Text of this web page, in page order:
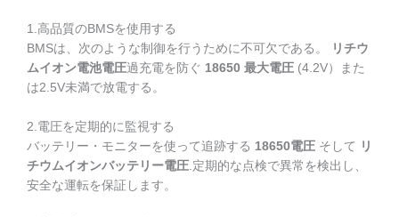
1.高品質のBMSを使用する
BMSは、次のような制御を行うために不可欠である。
リチウ
ムイオン電池電圧過充電を防ぐ 18650 最大電圧 (4.2V）また
は2.5V未満で放電する。
2.電圧を定期的に監視する
バッテリー・モニターを使って追跡する 18650電圧 そして リ
チウムイオンバッテリー電圧.定期的な点検で異常を検出し、
安全な運転を保証します。